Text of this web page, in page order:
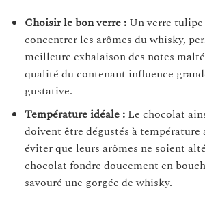
Choisir le bon verre :Un verre
concentrer les arômes du whisky,
meilleure exhalaison des notes
qualité du contenant influence
gustative.
Température idéale :Le chocolat
doivent être dégustés à
éviter que leurs arômes ne soient
chocolat fondre doucement en
savouré une gorgée de whisky.